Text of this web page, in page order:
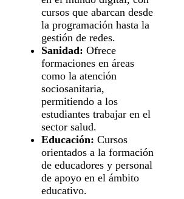
cursos que abarcan desde
la programación hasta la
gestión de redes.
Sanidad: Ofrece
formaciones en áreas
como la atención
sociosanitaria,
permitiendo a los
estudiantes trabajar en el
sector salud.
Educación: Cursos
orientados a la formación
de educadores y personal
de apoyo en el ámbito
educativo.